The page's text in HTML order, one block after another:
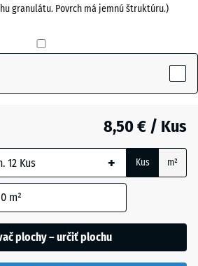
granulátu. Povrch má jemnú štruktúru.)
8,50 € / Kus
+ Kus m²
0 m²
plochy – určiť plochu